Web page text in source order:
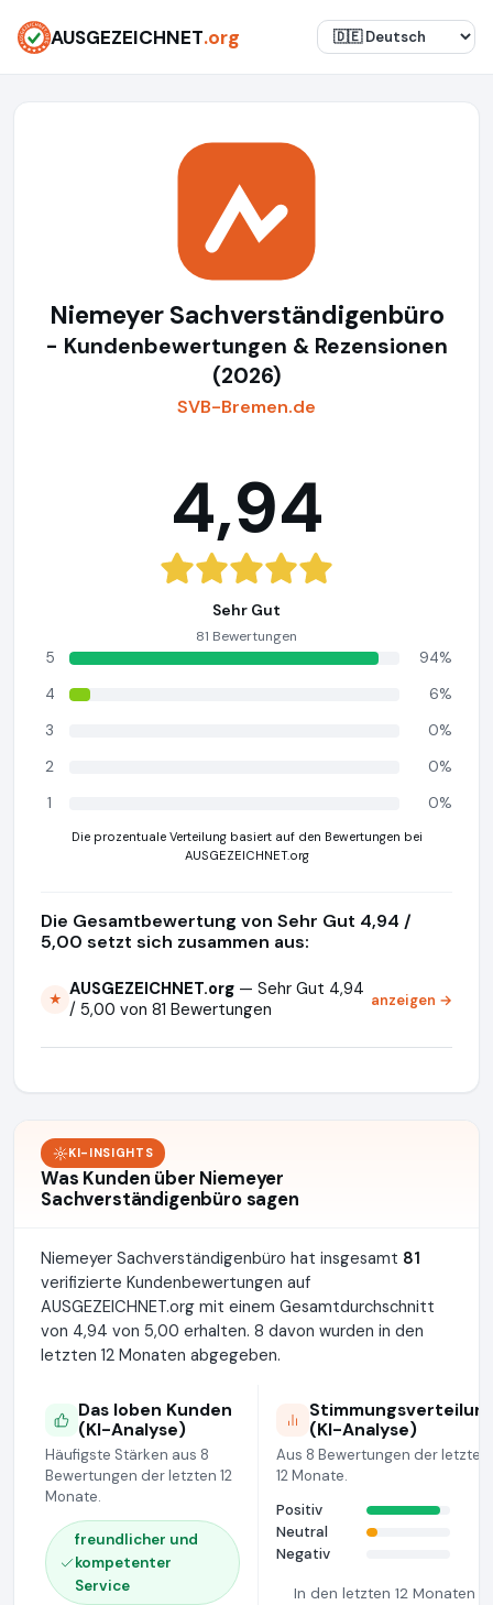
AUSGEZEICHNET.org
Niemeyer Sachverständigenbüro
- Kundenbewertungen & Rezensionen
(2026)
SVB-Bremen.de
4,94
Sehr Gut
81 Bewertungen
5
94%
4
6%
3
0%
2
0%
1
0%
Die prozentuale Verteilung basiert auf den Bewertungen bei
AUSGEZEICHNET.org
Die Gesamtbewertung von Sehr Gut 4,94 /
5,00 setzt sich zusammen aus:
★ AUSGEZEICHNET.org — Sehr Gut 4,94
/ 5,00 von 81 Bewertungen
anzeigen →
KI-INSIGHTS
Was Kunden über Niemeyer
Sachverständigenbüro sagen
Niemeyer Sachverständigenbüro hat insgesamt 81
verifizierte Kundenbewertungen auf
AUSGEZEICHNET.org mit einem Gesamtdurchschnitt
von 4,94 von 5,00 erhalten. 8 davon wurden in den
letzten 12 Monaten abgegeben.
Das loben Kunden
(KI-Analyse)
Häufigste Stärken aus 8
Bewertungen der letzten 12
Monate.
freundlicher und
kompetenter
Service
(KI-Analyse)
Aus 8 Bewertungen der letzten
12 Monate.
Positiv
Neutral
Negativ
In den letzten 12 Monaten